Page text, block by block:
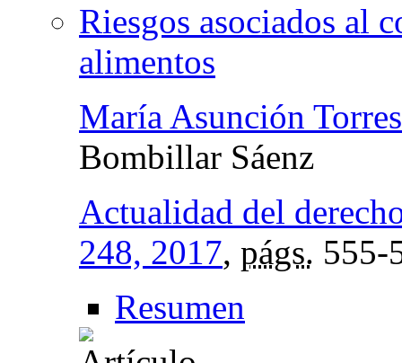
Riesgos asociados al
alimentos
María Asunción
Bombillar Sáenz
Actualidad del
248, 2017, págs. 555-
Resumen